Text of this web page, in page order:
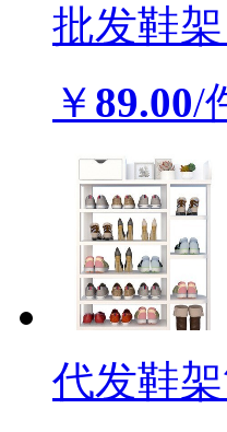
批发鞋
￥ 89.00/
代发鞋